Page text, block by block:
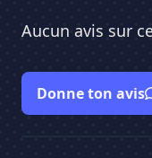
Aucun avis sur
Donne ton avis